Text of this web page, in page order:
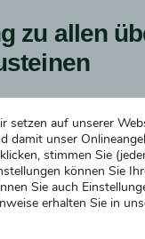
zu allen
setzen auf unserer
damit unser
stimmen Sie
können Sie
Sie auch
erhalten Sie in